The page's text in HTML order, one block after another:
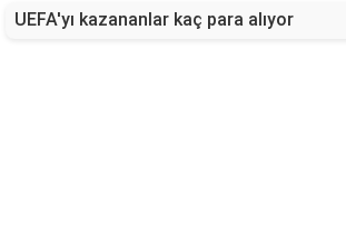
UEFA'yı kazananlar kaç para alıyor